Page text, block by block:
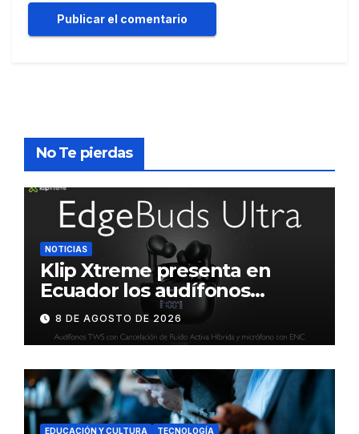
No Te pierdas
NOTICIAS
Klip Xtreme presenta en
Ecuador los audífonos
DynaBuds con sonido
inteligente y control táctil
8 DE AGOSTO DE 2026
EDUCACIÓN Y CULTURA TECNOLOGÍA